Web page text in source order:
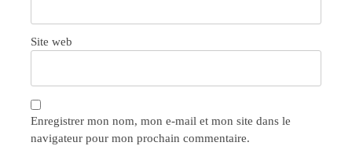
Site web
Enregistrer mon nom, mon e-mail et mon site dans le
navigateur pour mon prochain commentaire.